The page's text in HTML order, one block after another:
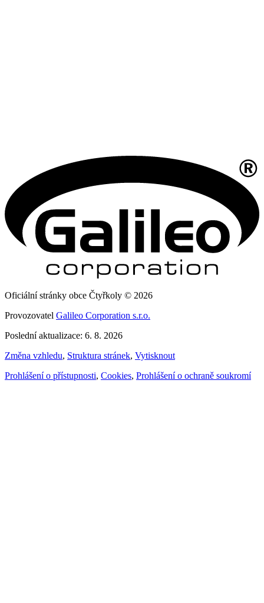
Oficiální stránky obce Čtyřkoly © 2026
Provozovatel Galileo Corporation s.r.o.
Poslední aktualizace: 6. 8. 2026
Změna vzhledu, Struktura stránek, Vytisknout
Prohlášení o přístupnosti, Cookies, Prohlášení o ochraně soukromí